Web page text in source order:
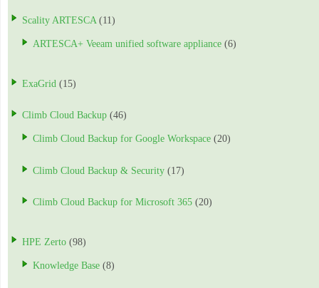
Scality ARTESCA (11)
ARTESCA+ Veeam unified software appliance (6)
ExaGrid (15)
Climb Cloud Backup (46)
Climb Cloud Backup for Google Workspace (20)
Climb Cloud Backup & Security (17)
Climb Cloud Backup for Microsoft 365 (20)
HPE Zerto (98)
Knowledge Base (8)